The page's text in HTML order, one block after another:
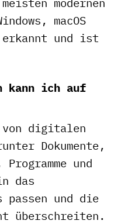
macOS
erkannt und ist
kann ich auf
digitalen
Dokumente,
und
das
passen und die
überschreiten.